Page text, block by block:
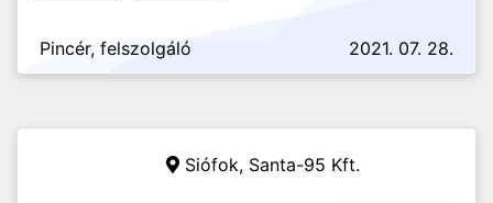
Pincér, felszolgáló 2021. 07. 28.
Siófok, Santa-95 Kft.